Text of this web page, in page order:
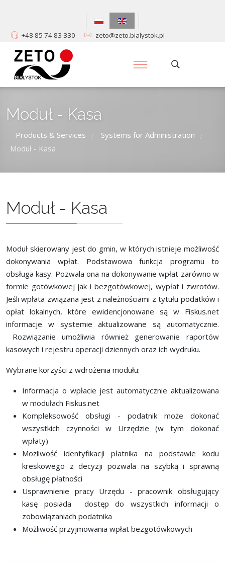
+48 85 74 83 330 zeto@zeto.bialystok.pl
Moduł - Kasa
Products & Services Systems for Administration
/
Moduł - Kasa
Moduł - Kasa
Moduł skierowany jest do gmin, w których istnieje możliwość
dokonywania wpłat. Podstawowa funkcja programu to
obsługa kasy. Pozwala ona na dokonywanie wpłat zarówno w
formie gotówkowej jak i bezgotówkowej, wypłat i zwrotów.
Jeśli wpłata związana jest z należnościami z tytułu podatków i
opłat lokalnych, które ewidencjonowane są w Fiskus.net
informacje w systemie aktualizowane są automatycznie.
Rozwiązanie umożliwia również generowanie raportów
kasowych i rejestru operacji dziennych oraz ich wydruku.
Wybrane korzyści z wdrożenia modułu:
Informacja o wpłacie jest automatycznie aktualizowana
w modułach Fiskus.net
Kompleksowość obsługi - podatnik może dokonać
wszystkich czynności w Urzędzie (w tym dokonać
wpłaty)
Możliwość identyfikacji płatnika na podstawie kodu
kreskowego z decyzji pozwala na szybką i sprawną
obsługę płatności
Usprawnienie pracy Urzędu - pracownik obsługujący
kasę posiada dostęp do wszystkich informacji o
zobowiązaniach podatnika
Możliwość przyjmowania wpłat bezgotówkowych